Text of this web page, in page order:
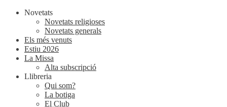
Novetats
Novetats religioses
Novetats generals
Els més venuts
Estiu 2026
La Missa
Alta subscripció
Llibreria
Qui som?
La botiga
El Club